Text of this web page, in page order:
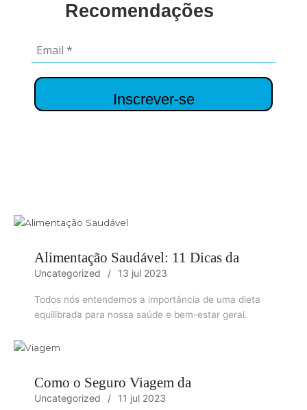
Recomendações
Inscrever-se
Alimentação Saudável: 11 Dicas da
Uncategorized 13 jul 2023
Todos nós entendemos a importância de uma dieta
equilibrada para nossa saúde e bem-estar geral.
Como o Seguro Viagem da
Uncategorized 11 jul 2023